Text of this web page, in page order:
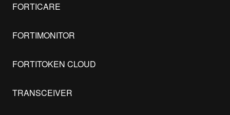
FORTICARE
FORTIMONITOR
FORTITOKEN CLOUD
TRANSCEIVER